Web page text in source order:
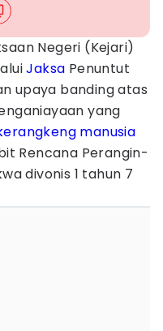
Negeri (Kejari)
Jaksa Penuntut
upaya banding atas
yang
manusia
Rencana Perangin-
divonis 1 tahun 7